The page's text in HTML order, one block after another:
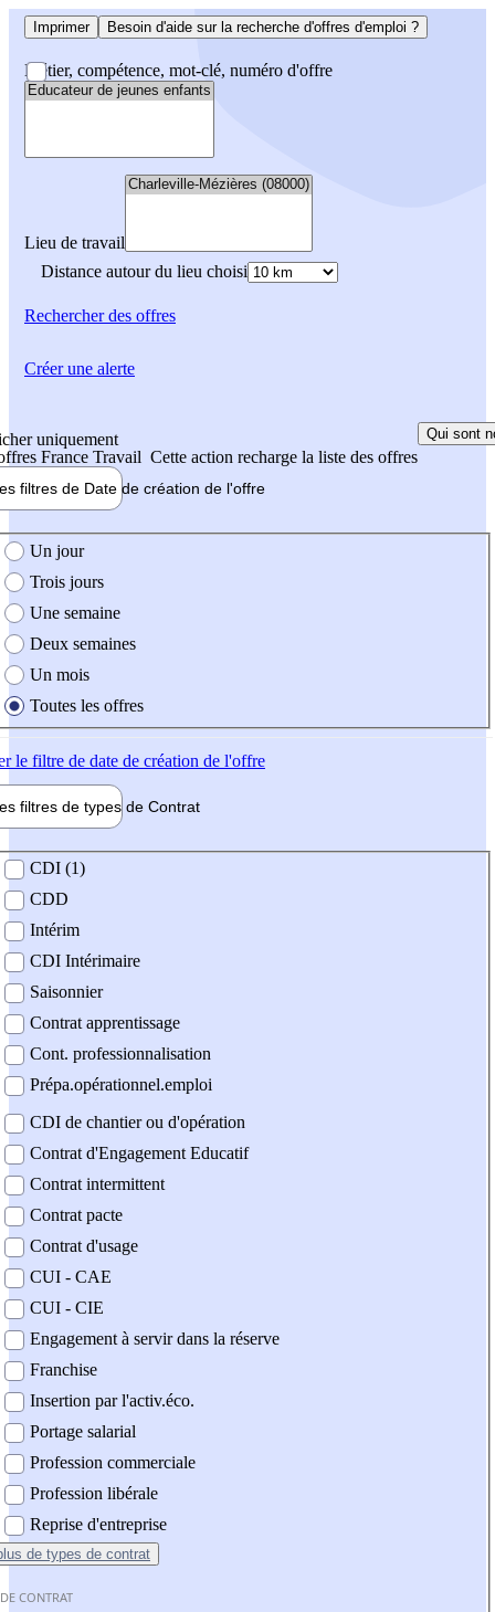
Imprimer Besoin d'aide sur la recherche d'offres d'emploi ?
Métier, compétence, mot-clé, numéro d'offre
Lieu de travail
Distance autour du lieu choisi
Rechercherdes offres
uniquement
France Travail Cette action recharge la liste des offres
Qui sont
filtres de Date de création de l'offre
création de l'offre
Un jour
Trois jours
Une semaine
Deux semaines
Un mois
Toutes les offres
le filtre de date de création de l'offre
filtres de types de Contrat
contrat
CDI (1)
CDD
Intérim
CDI Intérimaire
Saisonnier
Contrat apprentissage
Cont. professionnalisation
Prépa.opérationnel.emploi
CDI de chantier ou d'opération
Contrat d'Engagement Educatif
Contrat intermittent
Contrat pacte
Contrat d'usage
CUI - CAE
CUI - CIE
Engagement à servir dans la réserve
Franchise
Insertion par l'activ.éco.
Portage salarial
Profession commerciale
Profession libérale
Reprise d'entreprise
de types de contrat
CONTRAT
Créer une alerte